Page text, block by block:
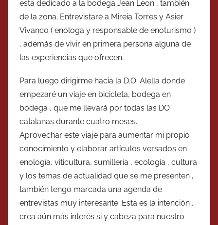
esta dedicado a la bodega Jean Leon , también
de la zona. Entrevistaré a Mireia Torres y Asier
Vivanco ( enóloga y responsable de enoturismo )
, además de vivir en primera persona alguna de
las experiencias que ofrecen.
Para luego dirigirme hacia la D.O. Alella donde
empezaré un viaje en bicicleta, bodega en
bodega , que me llevará por todas las DO
catalanas durante cuatro meses.
Aprovechar este viaje para aumentar mi propio
conocimiento y elaborar artículos versados ​​en
enología, viticultura, sumillería , ecología , cultura
y los temas de actualidad que se me presenten ,
también tengo marcada una agenda de
entrevistas muy interesante. Esta es la intención ,
crea aún más interés si y cabeza para nuestro